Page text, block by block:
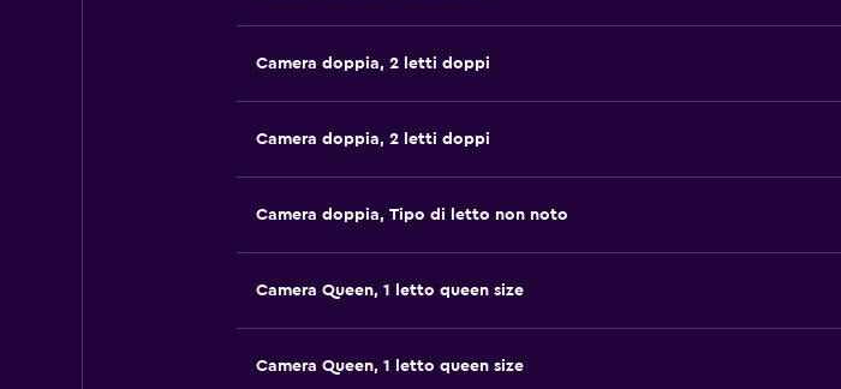
Camera doppia, 2 letti doppi
Camera doppia, 2 letti doppi
Camera doppia, Tipo di letto non noto
Camera Queen, 1 letto queen size
Camera Queen, 1 letto queen size